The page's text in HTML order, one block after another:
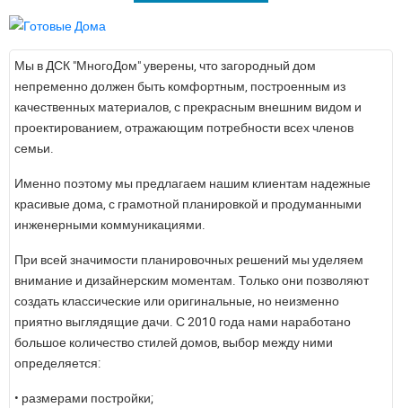
Мы в ДСК "МногоДом" уверены, что загородный дом
непременно должен быть комфортным, построенным из
качественных материалов, с прекрасным внешним видом и
проектированием, отражающим потребности всех членов
семьи.
Именно поэтому мы предлагаем нашим клиентам надежные
красивые дома, с грамотной планировкой и продуманными
инженерными коммуникациями.
При всей значимости планировочных решений мы уделяем
внимание и дизайнерским моментам. Только они позволяют
создать классические или оригинальные, но неизменно
приятно выглядящие дачи. С 2010 года нами наработано
большое количество стилей домов, выбор между ними
определяется:
• размерами постройки;